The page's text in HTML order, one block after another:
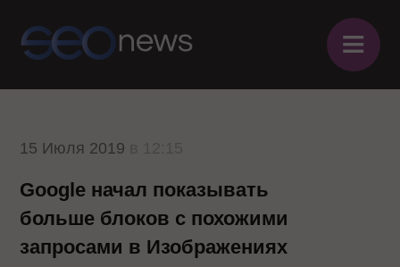
≡
15 Июля 2019
Google начал показывать
больше блоков с похожими
запросами в Изображениях